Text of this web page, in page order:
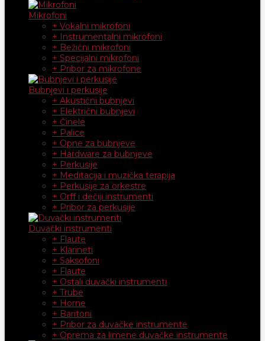
Mikrofoni
+ Vokalni mikrofoni
+ Instrumentalni mikrofoni
+ Bežični mikrofoni
+ Specijalni mikrofoni
+ Pribor za mikrofone
Bubnjevi i perkusije
+ Akustični bubnjevi
+ Električni bubnjevi
+ Činele
+ Palice
+ Opne za bubnjeve
+ Hardware za bubnjeve
+ Perkusije
+ Meditacija i muzička terapija
+ Perkusije za orkestre
+ Orff i dečiji instrumenti
+ Pribor za perkusije
Duvački instrumenti
+ Flaute
+ Klarineti
+ Saksofoni
+ Flaute
+ Ostali duvački instrumenti
+ Trube
+ Horne
+ Baritoni
+ Pribor za duvačke instrumente
+ Oprema za limene duvačke instrumente